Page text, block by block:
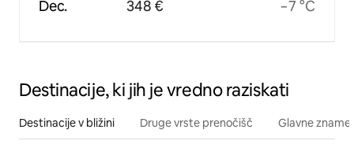
Dec. 348 € −7 °C
Destinacije, ki jih je vredno raziskati
Destinacije v bližini Druge vrste prenočišč Glavne